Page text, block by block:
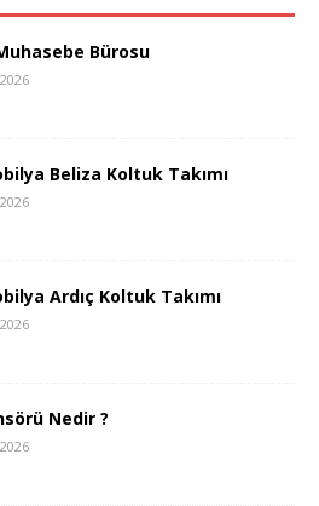
Bürosu
Beliza Koltuk Takımı
Ardıç Koltuk Takımı
Nedir ?